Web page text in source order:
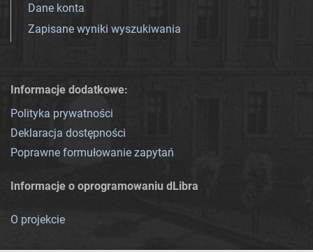
Dane konta
Zapisane wyniki wyszukiwania
Informacje dodatkowe:
Polityka prywatności
Deklaracja dostępności
Poprawne formułowanie zapytań
Informacje o oprogramowaniu dLibra
O projekcie